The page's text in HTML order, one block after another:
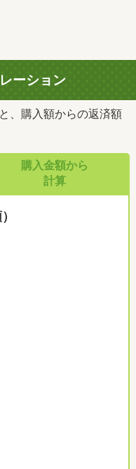
ーション
、購入額からの返済額
購入金額から
計算